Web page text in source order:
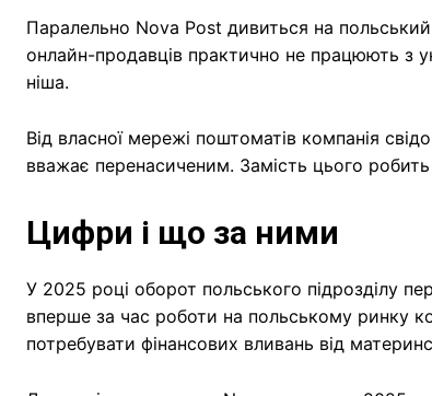
Паралельно Nova Post дивиться на
онлайн-продавців практично не працюють з
ніша.
Від власної мережі поштоматів компанія
вважає перенасиченим. Замість цього
Цифри і що за ними
У 2025 році оборот польського підрозділу
вперше за час роботи на польському ринку
потребувати фінансових вливань від